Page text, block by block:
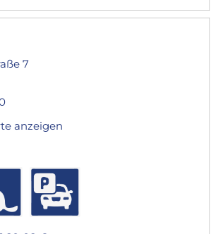
7
anzeigen